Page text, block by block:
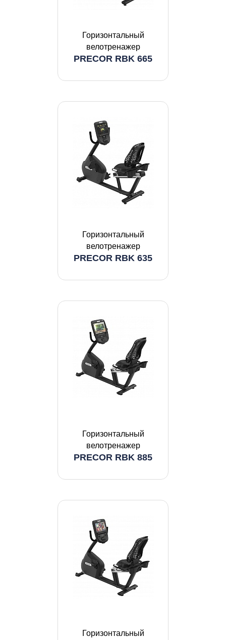
Горизонтальный
велотренажер
PRECOR RBK 665
Горизонтальный
велотренажер
PRECOR RBK 635
Горизонтальный
велотренажер
PRECOR RBK 885
Горизонтальный